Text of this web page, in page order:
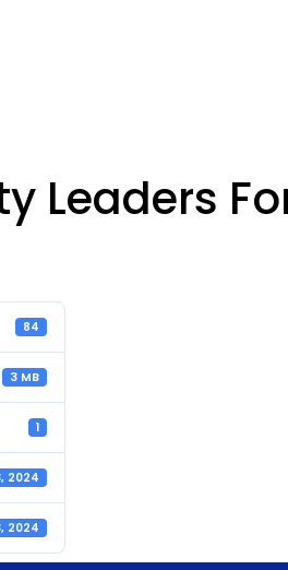
Leaders
84
3 MB
1
2024
2024